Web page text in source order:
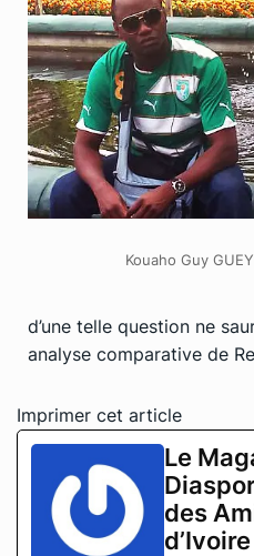
Kouaho Guy
d’une telle question ne
analyse comparative de
Imprimer cet article
Le
des
d’Ivoire